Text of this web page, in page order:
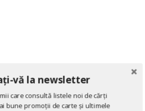
vă la newsletter
care consultă listele noi de cărți
bune promoții de carte și ultimele